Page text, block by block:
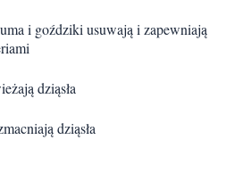
i goździki usuwają i zapewniają
dziąsła
dziąsła